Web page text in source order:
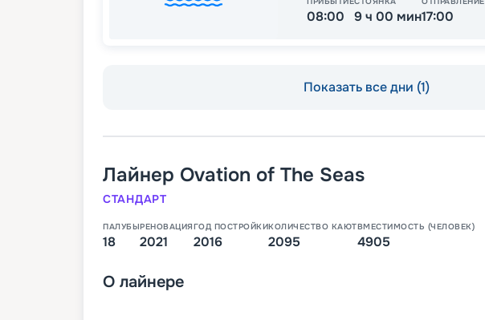
08:00 9 ч 00 мин17:00
Показать все дни (1)
Лайнер Ovation of The Seas
СТАНДАРТ
ПАЛУБЫ
18
РЕНОВАЦИЯ
2021
ГОД ПОСТРОЙКИ
2016
КОЛИЧЕСТВО КАЮТ
2095
ВМЕСТИМОСТЬ (ЧЕЛОВЕК)
4905
О лайнере